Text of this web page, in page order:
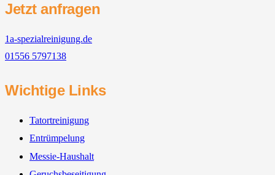
Jetzt anfragen
1a-spezialreinigung.de
01556 5797138
Wichtige Links
Tatortreinigung
Entrümpelung
Messie-Haushalt